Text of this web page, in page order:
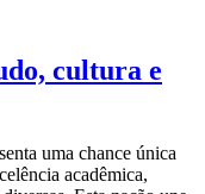
cultura e
uma chance única
acadêmica,